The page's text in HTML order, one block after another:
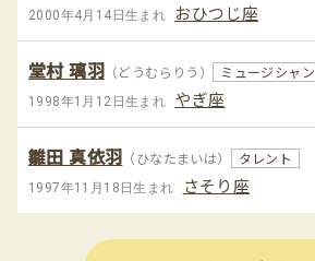
2000年4月14日生まれ おひつじ座
堂村 璃羽 （どうむらりう） ミュージシャン
1998年1月12日生まれ やぎ座
雛田 真依羽 （ひなたまいは） タレント
1997年11月18日生まれ さそり座